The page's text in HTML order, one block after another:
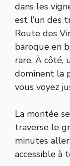
dans les
est l’un des
Route des
baroque en
rare. À côté,
dominent la
vous voyez
La montée
traverse le
minutes
accessible à